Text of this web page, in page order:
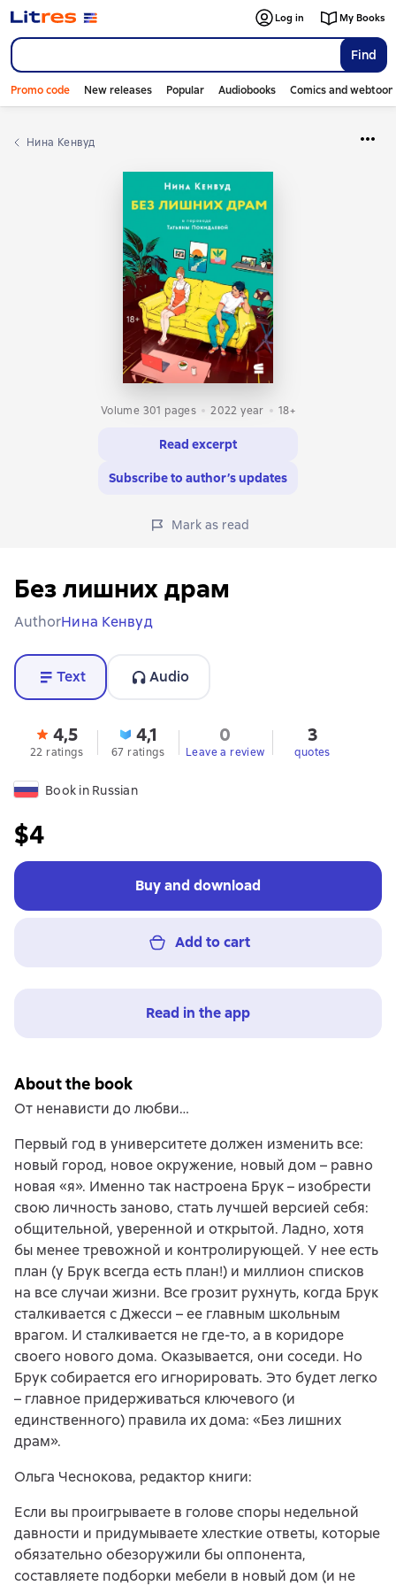
Find
Log in My Books
Promo code New releases Popular Audiobooks Comics and
Нина Кенвуд
Volume 301 pages 2022 year 18+
Read excerpt
Subscribe to author’s updates
Mark as read
Без лишних драм
AuthorНина Кенвуд
Text Audio
4,5
22 ratings
4,1
67 ratings
0
Leave a review
3
quotes
Book in Russian
$4
Buy and download
Add to cart
Read in the app
About the book
От ненависти до любви…
Первый год в университете должен изменить все:
новый город, новое окружение, новый дом – равно
новая «я». Именно так настроена Брук – изобрести
свою личность заново, стать лучшей версией себя:
общительной, уверенной и открытой. Ладно, хотя
бы менее тревожной и контролирующей. У нее есть
план (у Брук всегда есть план!) и миллион списков
на все случаи жизни. Все грозит рухнуть, когда Брук
сталкивается с Джесси – ее главным школьным
врагом. И сталкивается не где-то, а в коридоре
своего нового дома. Оказывается, они соседи. Но
Брук собирается его игнорировать. Это будет легко
– главное придерживаться ключевого (и
единственного) правила их дома: «Без лишних
драм».
Ольга Чеснокова, редактор книги:
Если вы проигрываете в голове споры недельной
давности и придумываете хлесткие ответы, которые
обязательно обезоружили бы оппонента,
составляете подборки мебели в новый дом (и не